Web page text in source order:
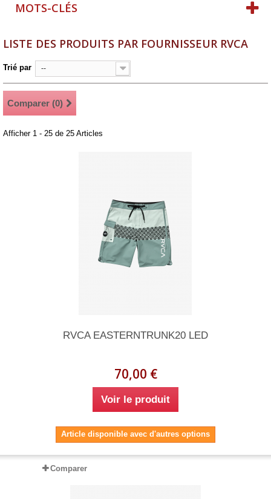
MOTS-CLÉS
LISTE DES PRODUITS PAR FOURNISSEUR RVCA
Trié par --
Comparer (0)
Afficher 1 - 25 de 25 Articles
RVCA EASTERNTRUNK20 LED
70,00 €
Voir le produit
Article disponible avec d'autres options
Comparer